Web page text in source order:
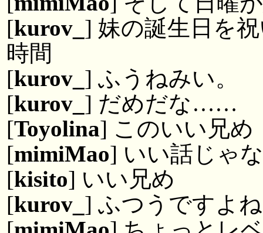
[kurov_ ] 妹の誕生日を
時間
[kurov_ ] ふうねみい。
[kurov_ ] だめだな……
[Toyolina] このいい兄め
[mimiMao] いい話じゃ
[kisito] いい兄め
[kurov_ ] ふつうですよ